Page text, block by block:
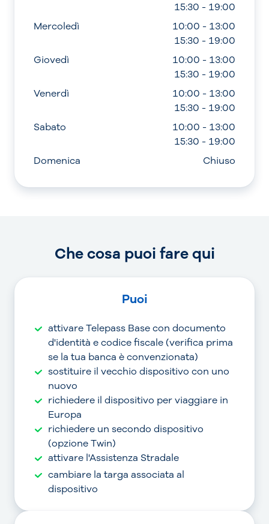
15:30 - 19:00
Mercoledì
10:00 - 13:00
15:30 - 19:00
Giovedì
10:00 - 13:00
15:30 - 19:00
Venerdì
10:00 - 13:00
15:30 - 19:00
Sabato
10:00 - 13:00
15:30 - 19:00
Domenica
Chiuso
Che cosa puoi fare qui
Puoi
attivare Telepass Base con documento
d'identità e codice fiscale (verifica prima
se la tua banca è convenzionata)
sostituire il vecchio dispositivo con uno
nuovo
richiedere il dispositivo per viaggiare in
Europa
richiedere un secondo dispositivo
(opzione Twin)
attivare l'Assistenza Stradale
cambiare la targa associata al
dispositivo